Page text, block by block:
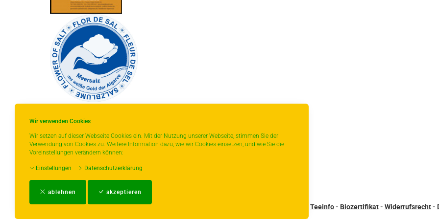
Wir verwenden Cookies
Wir setzen auf dieser Webseite Cookies ein. Mit der Nutzung unserer Webseite, stimmen Sie der
Verwendung von Cookies zu. Weitere Information dazu, wie wir Cookies einsetzen, und wie Sie die
Voreinstellungen verändern können:
Einstellungen Datenschutzerklärung
ablehnen akzeptieren
* gilt für Lieferungen innerhalb Deutschlands,
bitte der Schaltfläche mit den
Impressum-AGB Teeinfo- Biozertifikat- Widerrufsrecht-